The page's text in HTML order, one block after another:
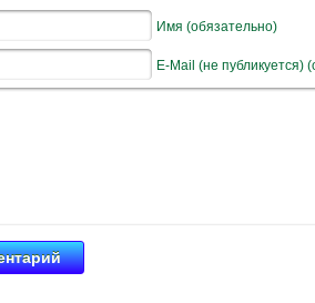
Имя (обязательно)
E-Mail (не публикуется)